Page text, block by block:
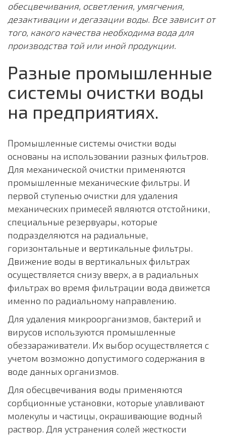
обесцвечивания, осветления, умягчения,
дезактивации и дегазации воды. Все зависит от
того, какого качества необходима вода для
производства той или иной продукции.
Разные промышленные
системы очистки воды
на предприятиях.
Промышленные системы очистки воды
основаны на использовании разных фильтров.
Для механической очистки применяются
промышленные механические фильтры. И
первой ступенью очистки для удаления
механических примесей являются отстойники,
специальные резервуары, которые
подразделяются на радиальные,
горизонтальные и вертикальные фильтры.
Движение воды в вертикальных фильтрах
осуществляется снизу вверх, а в радиальных
фильтрах во время фильтрации вода движется
именно по радиальному направлению.
Для удаления микроорганизмов, бактерий и
вирусов используются промышленные
обеззараживатели. Их выбор осуществляется с
учетом возможно допустимого содержания в
воде данных организмов.
Для обесцвечивания воды применяются
сорбционные установки, которые улавливают
молекулы и частицы, окрашивающие водный
раствор. Для устранения солей жесткости